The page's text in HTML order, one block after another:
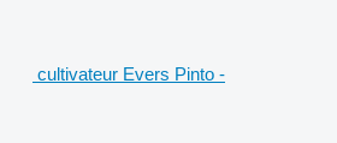
cultivateur Evers Pinto -